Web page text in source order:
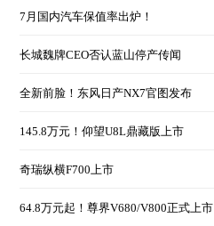
7月国内汽车保值率出炉！
长城魏牌CEO否认蓝山停产传闻
全新前脸！东风日产NX7官图发布
145.8万元！仰望U8L鼎藏版上市
奇瑞纵横F700上市
64.8万元起！尊界V680/V800正式上市